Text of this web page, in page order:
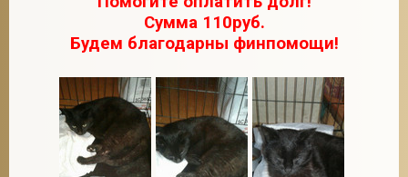
Сумма 110руб.
Будем благодарны финпомощи!